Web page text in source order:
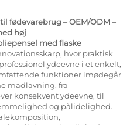
fødevarebrug – OEM/ODM –
høj
med flaske
hvor praktisk
ydeevne i et enkelt,
funktioner imødegår
madlavning, fra
konsekvent ydeevne, til
og pålidelighed.